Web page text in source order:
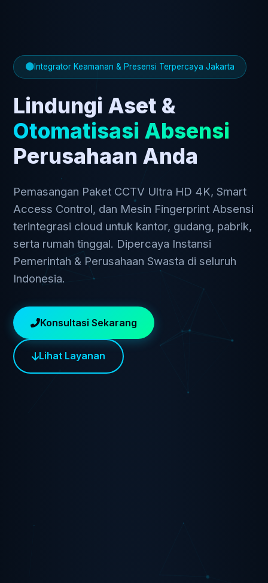
Integrator Keamanan & Presensi Terpercaya Jakarta
Lindungi Aset &
Otomatisasi Absensi
Perusahaan Anda
Pemasangan Paket CCTV Ultra HD 4K, Smart
Access Control, dan Mesin Fingerprint Absensi
terintegrasi cloud untuk kantor, gudang, pabrik,
serta rumah tinggal. Dipercaya Instansi
Pemerintah & Perusahaan Swasta di seluruh
Indonesia.
Konsultasi Sekarang
Lihat Layanan